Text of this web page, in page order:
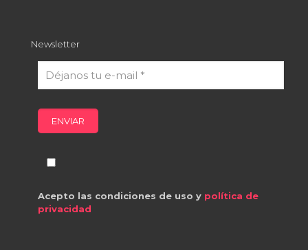
Newsletter
Acepto las condiciones de uso y política de
privacidad